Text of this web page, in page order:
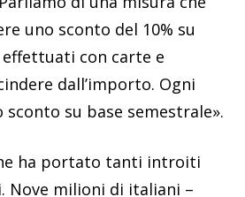
uno sconto del 10% su
con carte e
dall’importo. Ogni
su base semestrale».
ha portato tanti introiti
Nove milioni di italiani –